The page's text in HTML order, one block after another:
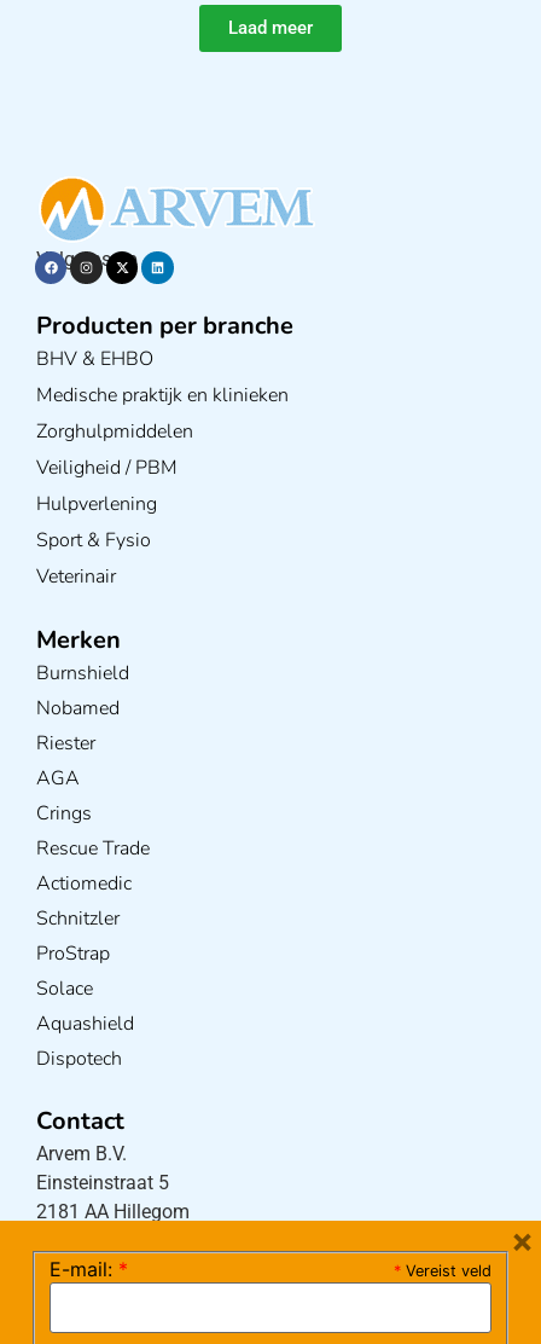
Laad meer
Volg ons op
Producten per branche
BHV & EHBO
Medische praktijk en klinieken
Zorghulpmiddelen
Veiligheid / PBM
Hulpverlening
Sport & Fysio
Veterinair
Merken
Burnshield
Nobamed
Riester
AGA
Crings
Rescue Trade
Actiomedic
Schnitzler
ProStrap
Solace
Aquashield
Dispotech
Contact
Arvem B.V.
Einsteinstraat 5
2181 AA Hillegom
(maandag – donderdag 08:30-17:15 uur / vrijdag
* Vereist veld
E-mail: *
×